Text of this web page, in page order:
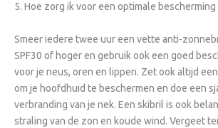
5. Hoe zorg ik voor een optimale
Smeer iedere twee uur een vette anti-
SPF30 of hoger en gebruik ook een goed
voor je neus, oren en lippen. Zet ook altijd
om je hoofdhuid te beschermen en doe een
verbranding van je nek. Een skibril is ook
straling van de zon en koude wind. Vergeet